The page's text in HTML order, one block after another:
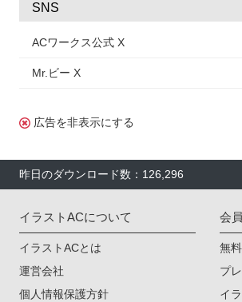
SNS
ACワークス公式 X
Mr.ビー X
広告を非表示にする
昨日のダウンロード数：126,296
イラストACについて
イラストACとは
運営会社
個人情報保護方針
会
無
プ
イ